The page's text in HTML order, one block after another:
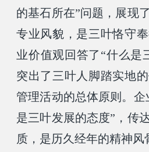
的基石所在”问题，展现
专业风貌，是三叶恪守
业价值观回答了“什么是
突出了三叶人脚踏实地
管理活动的总体原则。企
是三叶发展的态度”，传
质，是历久经年的精神风